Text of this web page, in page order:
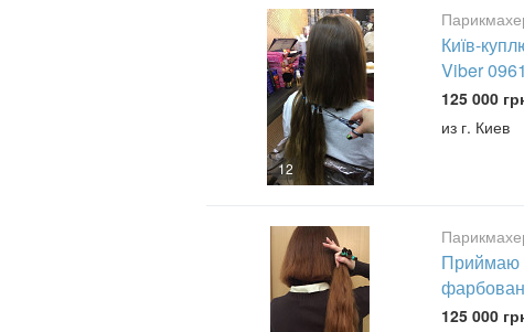
12
Київ-
Viber
125 000
из г. Киев
Приймаю
125 000